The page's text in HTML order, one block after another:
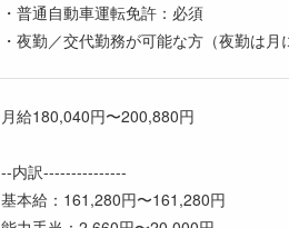
・普通自動車運転免許：必須
・夜勤／交代勤務が可能な方（夜勤は月
月給180,040円〜200,880円
--内訳---------------
基本給：161,280円〜161,280円